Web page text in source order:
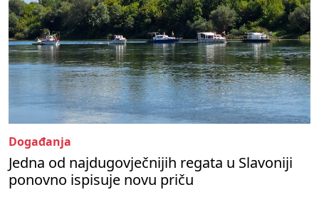
Događanja
Jedna od najdugovječnijih regata u Slavoniji
ponovno ispisuje novu priču